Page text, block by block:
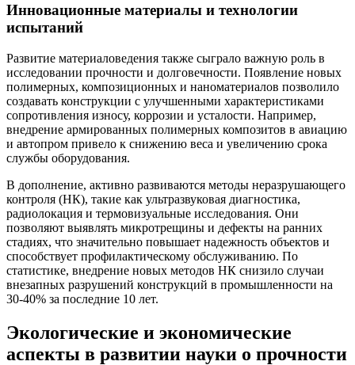
Инновационные материалы и технологии
испытаний
Развитие материаловедения также сыграло важную роль в
исследовании прочности и долговечности. Появление новых
полимерных, композиционных и наноматериалов позволило
создавать конструкции с улучшенными характеристиками
сопротивления износу, коррозии и усталости. Например,
внедрение армированных полимерных композитов в авиацию
и автопром привело к снижению веса и увеличению срока
службы оборудования.
В дополнение, активно развиваются методы неразрушающего
контроля (НК), такие как ультразвуковая диагностика,
радиолокация и термовизуальные исследования. Они
позволяют выявлять микротрещины и дефекты на ранних
стадиях, что значительно повышает надежность объектов и
способствует профилактическому обслуживанию. По
статистике, внедрение новых методов НК снизило случаи
внезапных разрушений конструкций в промышленности на
30-40% за последние 10 лет.
Экологические и экономические
аспекты в развитии науки о прочности